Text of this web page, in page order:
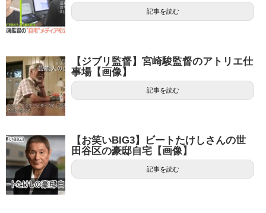
記事を読む
【ジブリ監督】宮崎駿監督のアトリエ仕
事場【画像】
記事を読む
【お笑いBIG3】ビートたけしさんの世
田谷区の豪邸自宅【画像】
記事を読む